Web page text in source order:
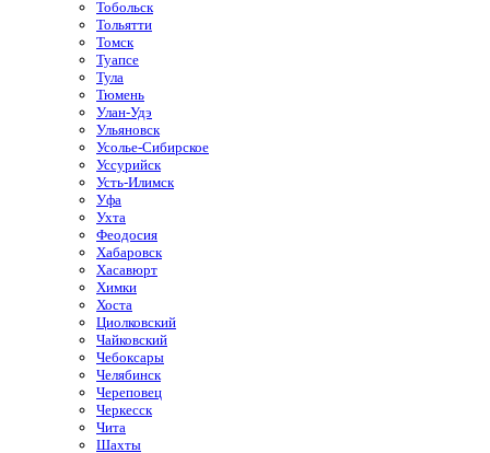
Тобольск
Тольятти
Томск
Туапсе
Тула
Тюмень
Улан-Удэ
Ульяновск
Усолье-Сибирское
Уссурийск
Усть-Илимск
Уфа
Ухта
Феодосия
Хабаровск
Хасавюрт
Химки
Хоста
Циолковский
Чайковский
Чебоксары
Челябинск
Череповец
Черкесск
Чита
Шахты